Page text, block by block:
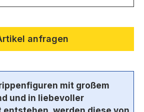
anfragen
mit großem
und in liebevoller